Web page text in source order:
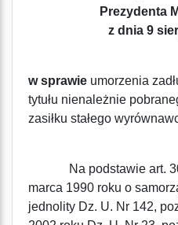
Prezydenta
z dnia 9
w sprawie umorzenia
tytułu nienależnie
zasiłku stałego
Na podstawie art. 30
marca 1990 roku o
jednolity Dz. U. Nr 142,